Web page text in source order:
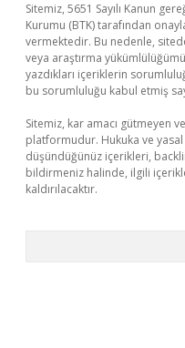
Sitemiz, 5651 Sayılı Kanun
Kurumu (BTK) tarafından
vermektedir. Bu nedenle,
veya araştırma
yazdıkları içeriklerin
bu sorumluluğu kabul etmiş
Sitemiz, kar amacı gütmeyen
platformudur. Hukuka ve
düşündüğünüz içerikleri,
bildirmeniz halinde, ilgili
kaldırılacaktır.